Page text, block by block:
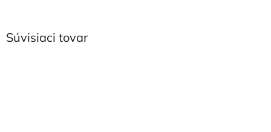
Súvisiaci tovar